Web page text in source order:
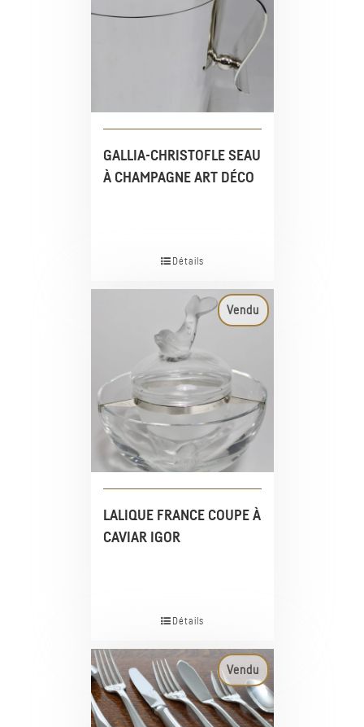
GALLIA-CHRISTOFLE SEAU
À CHAMPAGNE ART DÉCO
Détails
Vendu
LALIQUE FRANCE COUPE À
CAVIAR IGOR
Détails
Vendu